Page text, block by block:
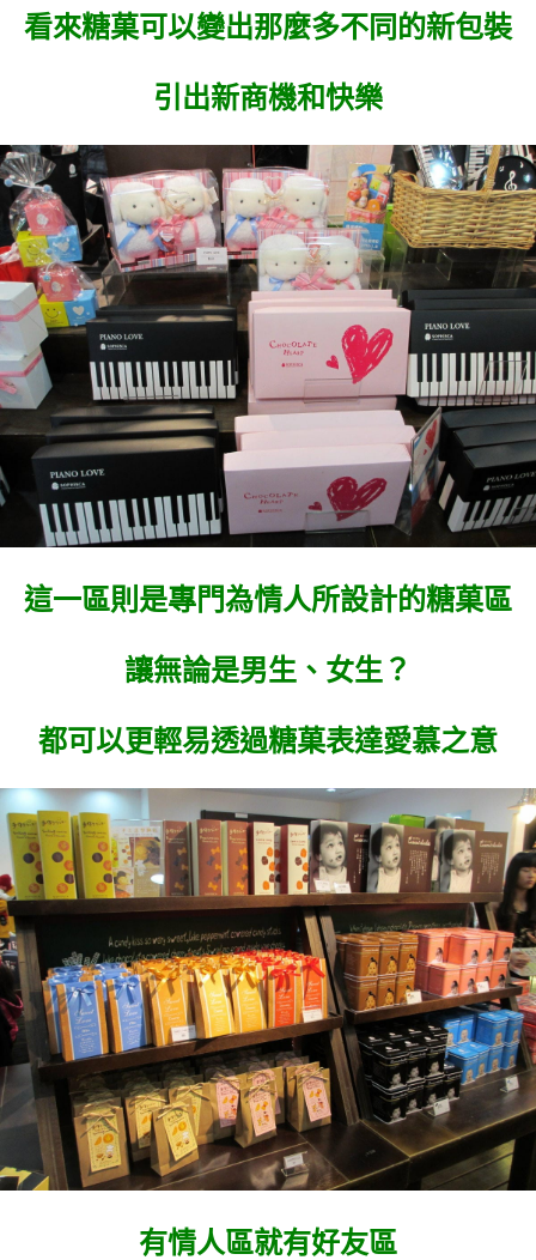
看來糖菓可以變出那麼多不同的新包裝
引出新商機和快樂
這一區則是專門為情人所設計的糖菓區
讓無論是男生、女生？
都可以更輕易透過糖菓表達愛慕之意
有情人區就有好友區